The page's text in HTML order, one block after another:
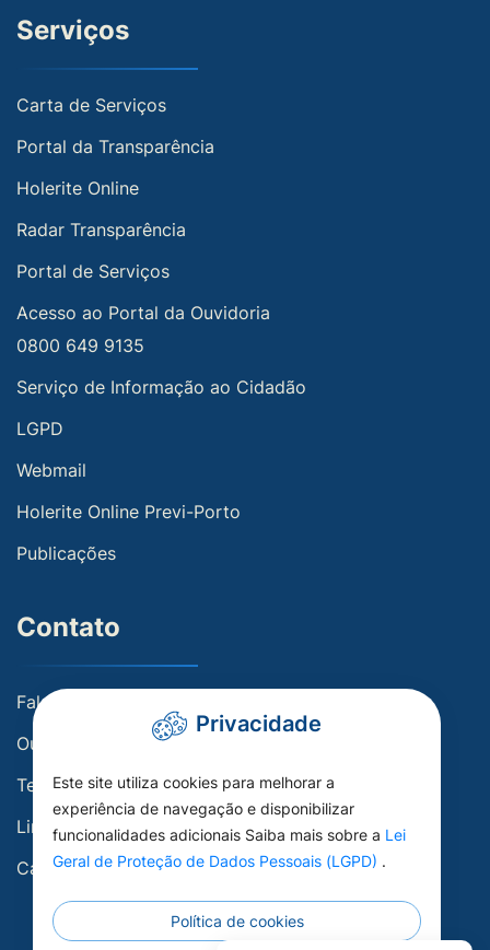
Serviços
Carta de Serviços
Portal da Transparência
Holerite Online
Radar Transparência
Portal de Serviços
Acesso ao Portal da Ouvidoria
0800 649 9135
Serviço de Informação ao Cidadão
LGPD
Webmail
Holerite Online Previ-Porto
Publicações
Contato
Fale conosco
Ouvidoria
Telefones Úteis
Links Úteis
Carta de Serviços
Privacidade
Este site utiliza cookies para melhorar a
experiência de navegação e disponibilizar
funcionalidades adicionais Saiba mais sobre a Lei
Geral de Proteção de Dados Pessoais (LGPD) .
Política de cookies